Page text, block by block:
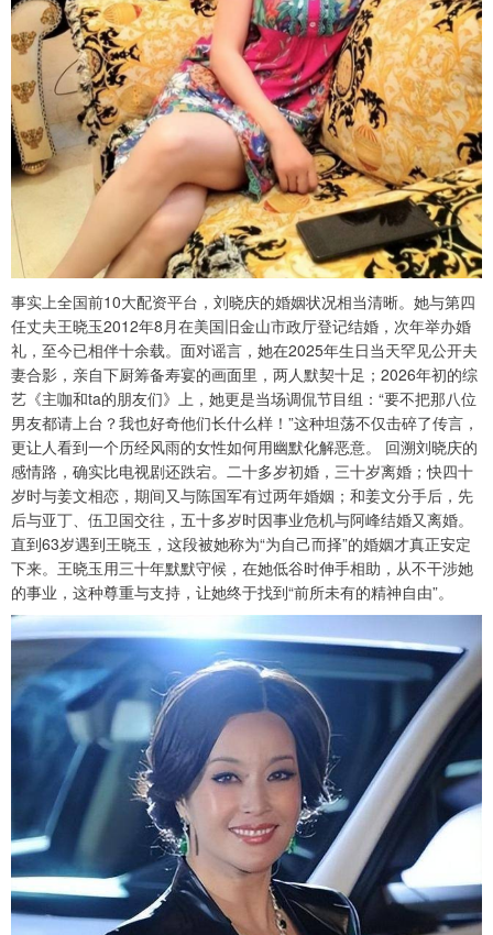
事实上全国前10大配资平台，刘晓庆的婚姻状况相当清晰。她与第四
任丈夫王晓玉2012年8月在美国旧金山市政厅登记结婚，次年举办婚
礼，至今已相伴十余载。面对谣言，她在2025年生日当天罕见公开夫
妻合影，亲自下厨筹备寿宴的画面里，两人默契十足；2026年初的综
艺《主咖和ta的朋友们》上，她更是当场调侃节目组：“要不把那八位
男友都请上台？我也好奇他们长什么样！”这种坦荡不仅击碎了传言，
更让人看到一个历经风雨的女性如何用幽默化解恶意。 回溯刘晓庆的
感情路，确实比电视剧还跌宕。二十多岁初婚，三十岁离婚；快四十
岁时与姜文相恋，期间又与陈国军有过两年婚姻；和姜文分手后，先
后与亚丁、伍卫国交往，五十多岁时因事业危机与阿峰结婚又离婚。
直到63岁遇到王晓玉，这段被她称为“为自己而择”的婚姻才真正安定
下来。王晓玉用三十年默默守候，在她低谷时伸手相助，从不干涉她
的事业，这种尊重与支持，让她终于找到“前所未有的精神自由”。